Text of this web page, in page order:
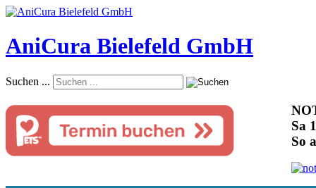
AniCura Bielefeld GmbH
Suchen ...
Sa
So